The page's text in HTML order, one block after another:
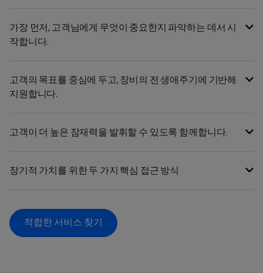
가장 먼저, 고객님에게 무엇이 중요한지 파악하는 데서 시
작합니다.
고객의 목표를 중심에 두고, 장비의 전 생애주기에 기반해
지원합니다.
고객이 더 높은 잠재력을 발휘할 수 있도록 함께합니다.
장기적 가치를 위한 두 가지 핵심 접근 방식
적합한 서비스 찾기